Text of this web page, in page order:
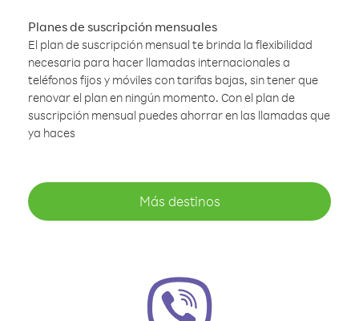
Planes de suscripción mensuales
El plan de suscripción mensual te brinda la flexibilidad
necesaria para hacer llamadas internacionales a
teléfonos fijos y móviles con tarifas bajas, sin tener que
renovar el plan en ningún momento. Con el plan de
suscripción mensual puedes ahorrar en las llamadas que
ya haces
Más destinos